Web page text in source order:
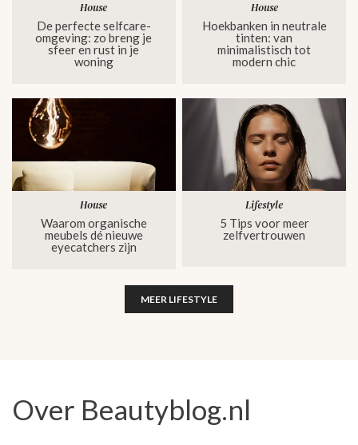
House
De perfecte selfcare-
omgeving: zo breng je
sfeer en rust in je
woning
House
Hoekbanken in neutrale
tinten: van
minimalistisch tot
modern chic
House
Waarom organische
meubels dé nieuwe
eyecatchers zijn
Lifestyle
5 Tips voor meer
zelfvertrouwen
MEER LIFESTYLE
Over Beautyblog.nl